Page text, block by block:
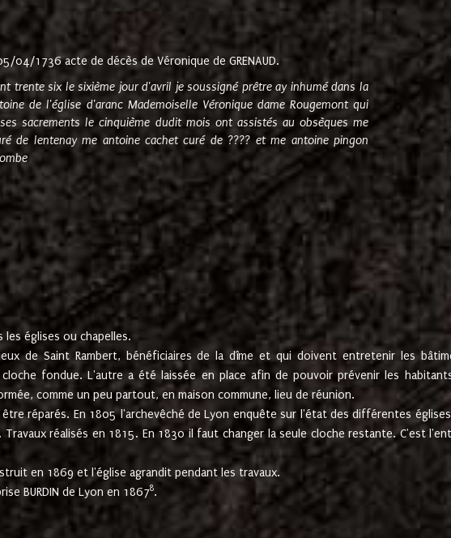
04/1736 acte de décès de Véronique de GRENAUD.
trente six le sixième jour d'avril je soussigné prêtre ay inhumé dans la
de l'église d'aranc Mademoiselle Véronique dame Rougemont qui
sacrements le cinquième dudit mois ont assistés au obsèques me
de lentenay me antoine cachet curé de ???? et me antoine pingon
églises ou chapelles.
de Saint Rambert, bénéficiaires de la dîme et qui doivent entretenir les
fondue. L'autre a été laissée en place afin de pouvoir prévenir les
comme un peu partout, en maison commune, lieu de réunion.
réparés. En 1805 l'archevêché de Lyon enquête sur l'état des différentes
réalisés en 1815. En 1830 il faut changer la seule cloche restante. C'est
en 1869 et l'église agrandit pendant les travaux.
BURDIN de Lyon en 18678.